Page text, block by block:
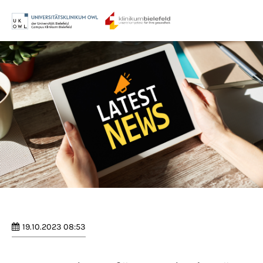
Login
Benutzername
Passwort
Anmelden
19.10.2023 08:53